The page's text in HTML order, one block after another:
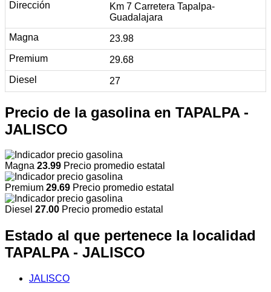
Km 7 Carretera Tapalpa-
Guadalajara
23.98
29.68
27
Precio de la gasolina en TAPALPA -
JALISCO
Magna 23.99 Precio promedio estatal
Premium 29.69 Precio promedio estatal
Diesel 27.00 Precio promedio estatal
Estado al que pertenece la localidad
TAPALPA - JALISCO
JALISCO